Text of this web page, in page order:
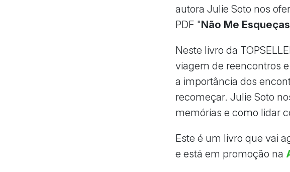
autora Julie Soto nos
PDF "Não Me Esqueças
Neste livro da
viagem de reencontros
a importância dos
recomeçar. Julie Soto
memórias e como lidar
Este é um livro que vai
e está em promoção na